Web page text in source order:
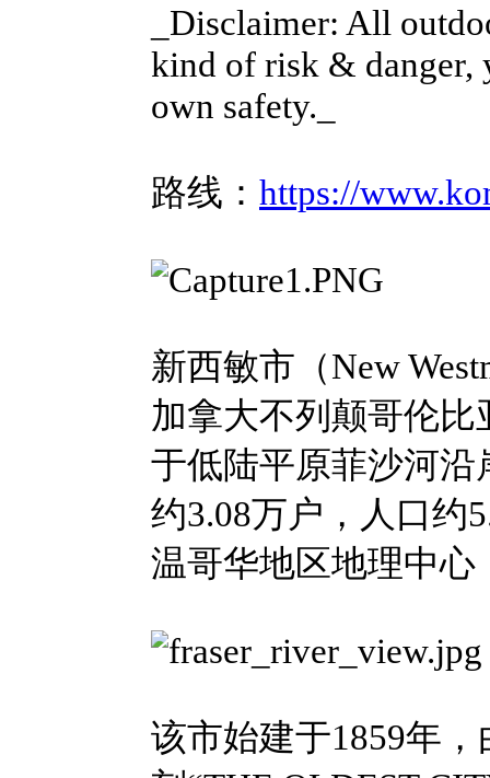
_Disclaimer: All
kind of risk & danger,
own safety._
路线： https://
新西敏市（New
加拿大不列颠哥伦
于低陆平原菲沙河沿
约3.08万户，人口约
温哥华地区地理中
该市始建于1859年